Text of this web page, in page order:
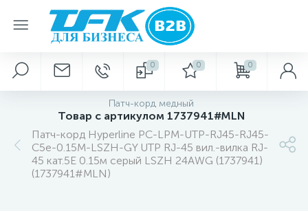
0 0 0
Патч-корд медный
Товар с артикулом 1737941#MLN
Патч-корд Hyperline PC-LPM-UTP-RJ45-RJ45-
C5e-0.15M-LSZH-GY UTP RJ-45 вил.-вилка RJ-
45 кат.5E 0.15м серый LSZH 24AWG (1737941)
(1737941#MLN)